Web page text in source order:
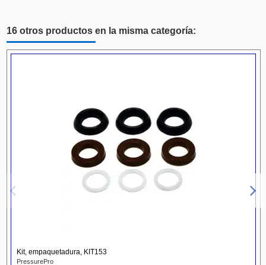
16 otros productos en la misma categoría:
Kit, empaquetadura, KIT153
PressurePro